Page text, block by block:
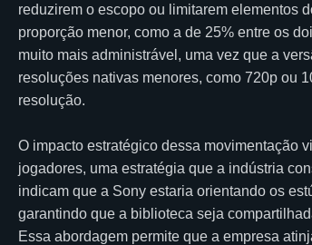
reduzirem o escopo ou limitarem elementos
proporção menor, como a de 25% entre os
muito mais administrável, uma vez que a
resoluções nativas menores, como 720p ou
resolução.
O impacto estratégico dessa movimentação
jogadores, uma estratégia que a indústria
indicam que a Sony estaria orientando os
garantindo que a biblioteca seja
Essa abordagem permite que a empresa